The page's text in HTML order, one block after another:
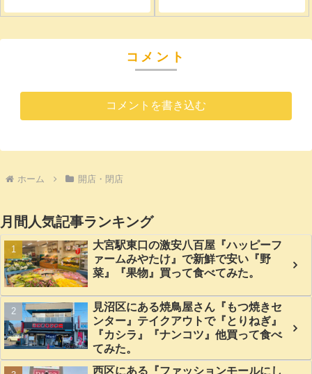
ナポリタン』を食べて
ックンミョン』『チャ
みた。
コメント
コメントを書き込む
ホーム 開店・閉店
月間人気記事ランキング
大宮駅東口の激安八百屋『ハッピーフ
ァームみやたけ』で新鮮で安い『野
菜』『果物』買って食べてみた。
見沼区にある焼鳥屋さん『もつ焼きセ
ンター』テイクアウトで『とりねぎ』
『カシラ』『ナンコツ』他買って食べ
てみた。
西区にある『ファッションモールにし